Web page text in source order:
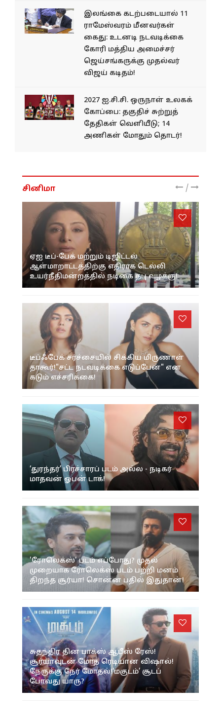
இலங்கை கடற்படையால் 11
ராமேஸ்வரம் மீனவர்கள்
கைது: உடனடி நடவடிக்கை
கோரி மத்திய அமைச்சர்
ஜெய்சங்கருக்கு முதல்வர்
விஜய் கடிதம்!
2027 ஐ.சி.சி. ஒருநாள் உலகக்
கோப்பை: தகுதிச் சுற்றுத்
தேதிகள் வெளியீடு; 14
அணிகள் மோதும் தொடர்!
சினிமா /
ஏஐ டீப்-பேக் மற்றும் டிஜிட்டல்
ஆள்மாறாட்டத்திற்கு எதிராக டெல்லி
உயர்நீதிமன்றத்தில் நடிகை தபு வழக்கு!
டீப்ஃபேக் சர்ச்சையில் சிக்கிய மிருணாள்
தாகூர்!"சட்ட நடவடிக்கை எடுப்பேன்" என
கடும் எச்சரிக்கை!
‘துரந்தர்’ பிரச்சாரப் படம் அல்ல - நடிகர்
மாதவன் ஓபன் டாக்!
'ரோலெக்ஸ்' படம் எப்போது? முதல்
முறையாக ரோலெக்ஸ் படம் பற்றி மனம்
திறந்த சூர்யா! சொன்ன பதில் இதுதான்!
சுதந்திர தின பாக்ஸ் ஆபீஸ் ரேஸ்!
சூர்யாவுடன் மோத ரெடியான விஷால்!
நேருக்கு நேர் மோதல்!‘மகுடம்’ சூடப்
போவது யாரு?